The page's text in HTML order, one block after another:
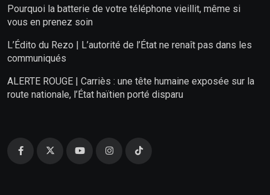
Pourquoi la batterie de votre téléphone vieillit, même si
vous en prenez soin
L’Édito du Rezo | L’autorité de l’État ne renaît pas dans les
communiqués
ALERTE ROUGE | Carriès : une tête humaine exposée sur la
route nationale, l’État haïtien porté disparu